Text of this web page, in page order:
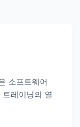
소프트웨어
레이닝의 열